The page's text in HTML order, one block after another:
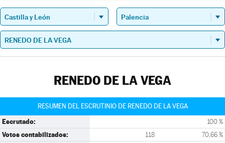
RENEDO DE LA VEGA
RESUMEN DEL ESCRUTINIO DE RENEDO DE LA VEGA
Escrutado: 100 %
Votos contabilizados: 118 70,66 %